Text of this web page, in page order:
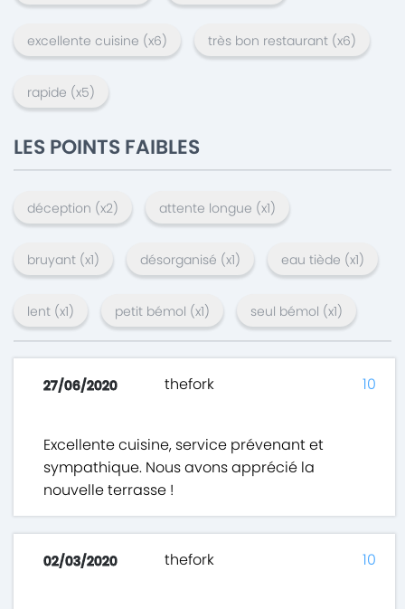
excellente cuisine (x6) très bon restaurant (x6)
rapide (x5)
LES POINTS FAIBLES
déception (x2) attente longue (x1)
bruyant (x1) désorganisé (x1) eau tiède (x1)
lent (x1) petit bémol (x1) seul bémol (x1)
27/06/2020 thefork
Excellente cuisine, service prévenant et
sympathique. Nous avons apprécié la
nouvelle terrasse !
10
02/03/2020 thefork 10